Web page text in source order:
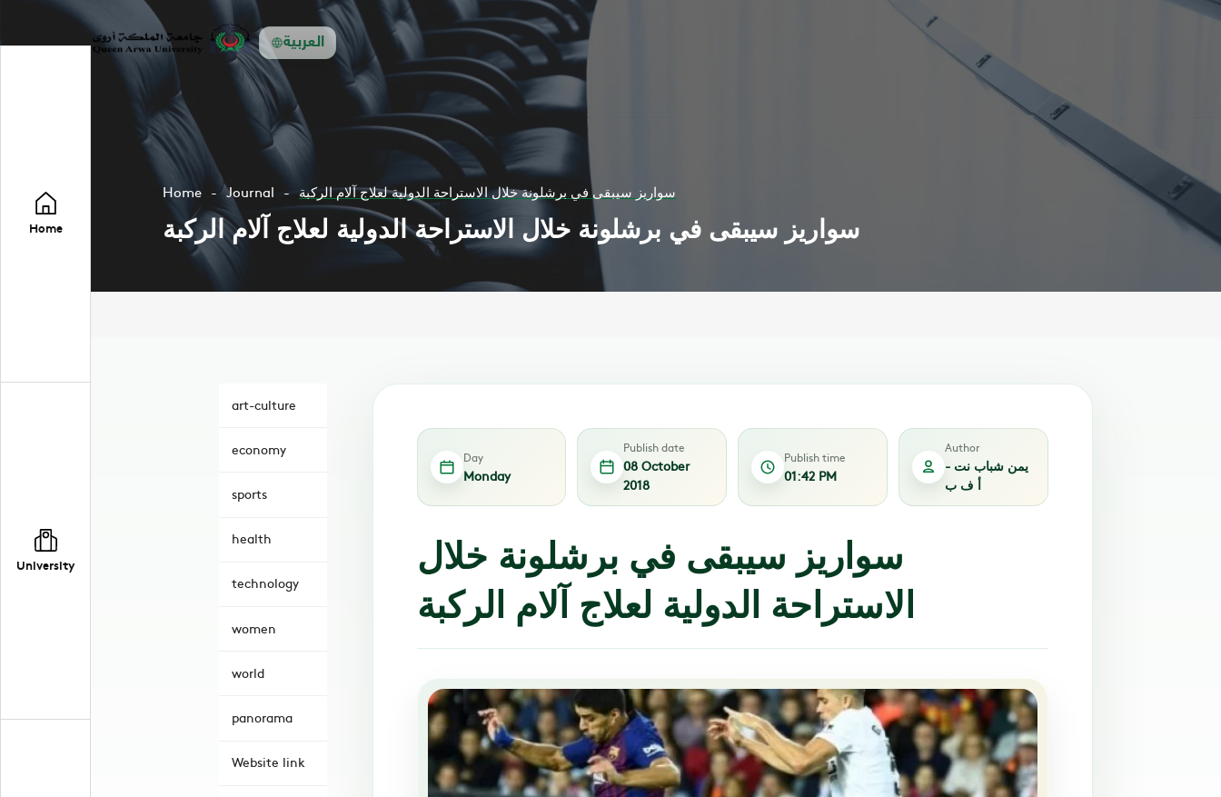
العربية
Home
University
Home Journal سواريز سيبقى في برشلونة خلال الاستراحة الدولية لعلاج آلام الركبة
سواريز سيبقى في برشلونة خلال الاستراحة الدولية لعلاج آلام الركبة
art-culture
economy
sports
health
technology
women
world
panorama
Website link
Day
Monday
Publish date
08 October
2018
Publish time
01:42 PM
Author
يمن شباب نت -
أ ف ب
سواريز سيبقى في برشلونة خلال
الاستراحة الدولية لعلاج آلام الركبة